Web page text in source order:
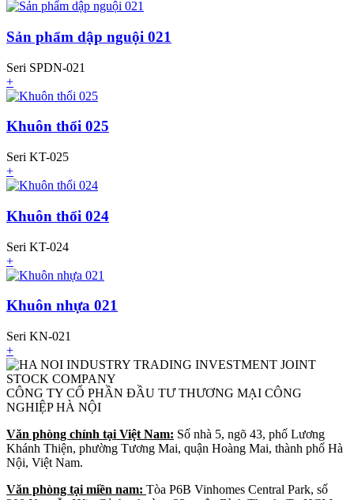
Sản phẩm dập nguội 021
Seri SPDN-021
+
Khuôn thổi 025
Seri KT-025
+
Khuôn thổi 024
Seri KT-024
+
Khuôn nhựa 021
Seri KN-021
+
CÔNG TY CỔ PHẦN ĐẦU TƯ THƯƠNG MẠI CÔNG
NGHIỆP HÀ NỘI
Văn phòng chính tại Việt Nam: Số nhà 5, ngõ 43, phố Lương
Khánh Thiện, phường Tương Mai, quận Hoàng Mai, thành phố Hà
Nội, Việt Nam.
Văn phòng tại miền nam: Tòa P6B Vinhomes Central Park, số